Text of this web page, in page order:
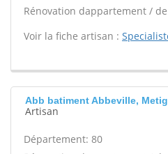
Rénovation dappartement /
Voir la fiche artisan :
Abb batiment Abbeville,
Artisan
Département: 80